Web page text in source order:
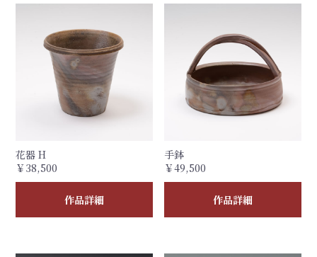
花器 H
￥38,500
作品詳細
手鉢
￥49,500
作品詳細